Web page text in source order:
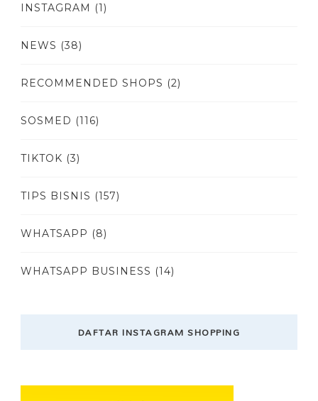
INSTAGRAM (1)
NEWS (38)
RECOMMENDED SHOPS (2)
SOSMED (116)
TIKTOK (3)
TIPS BISNIS (157)
WHATSAPP (8)
WHATSAPP BUSINESS (14)
DAFTAR INSTAGRAM SHOPPING